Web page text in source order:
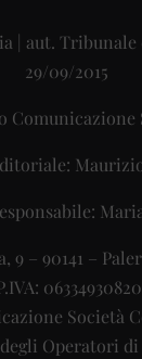
| aut. Tribunale
29/09/2015
9 – 90141 –
06334930820
Società
Operatori